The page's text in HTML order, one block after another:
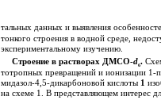
тальных данных и выявления
тонкого строения в водной среде,
экспериментальному изучению.
Строение в растворах ДМСО-d6.
тотропных превращений и ионизации 1-
мидазол-4,5-дикарбоновой кислоты 1
на схеме 1. В представляющем интерес